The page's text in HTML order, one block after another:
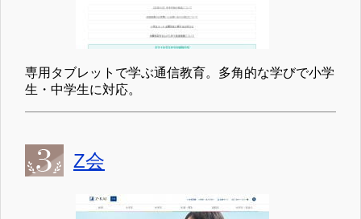
専用タブレットで学ぶ通信教育。多角的な学びで小学
生・中学生に対応。
Z会